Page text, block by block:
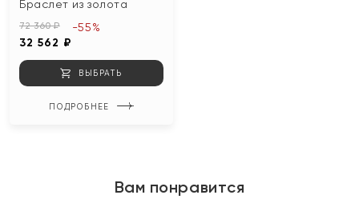
Браслет из золота
72 360 ₽
32 562 ₽
-55%
ВЫБРАТЬ
ПОДРОБНЕЕ
Вам понравится